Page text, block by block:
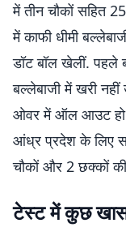
में तीन चौकों सहित
में काफी धीमी
डॉट बॉल खेलीं. पहले
बल्लेबाजी में खरी
ओवर में ऑल आउट हो
आंध्र प्रदेश के लिए
चौकों और 2 छक्कों
टेस्ट में कुछ खास